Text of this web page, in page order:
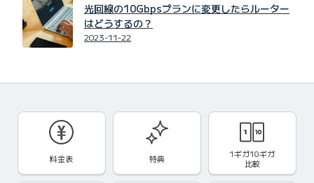
光回線の10Gbpsプランに変更したらルーター
はどうするの？
2023-11-22
料金表 特典
1ギガ10ギガ
比較